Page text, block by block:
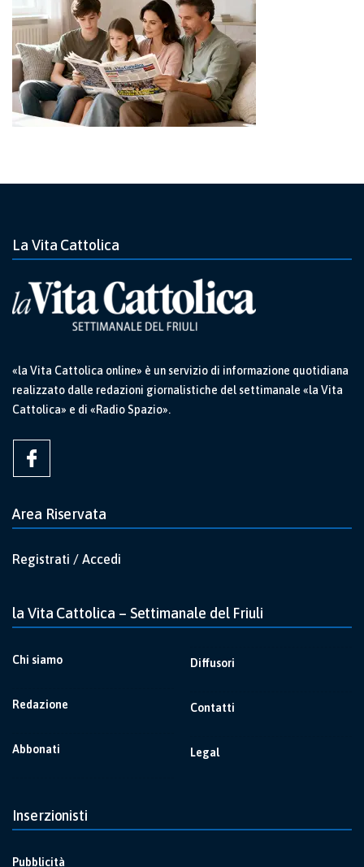
La Vita Cattolica
«la Vita Cattolica online» è un servizio di informazione quotidiana
realizzato dalle redazioni giornalistiche del settimanale «la Vita
Cattolica» e di «Radio Spazio».
Area Riservata
Registrati / Accedi
la Vita Cattolica – Settimanale del Friuli
Chi siamo
Redazione
Abbonati
Diffusori
Contatti
Legal
Inserzionisti
Pubblicità